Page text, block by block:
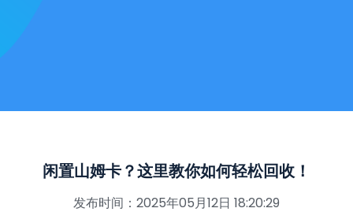
闲置山姆卡？这里教你如何轻松回收！
发布时间：2025年05月12日 18:20:29